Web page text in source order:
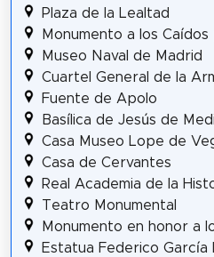
Plaza de la Lealtad
Monumento a los
Museo Naval de Madrid
Cuartel General de la
Fuente de Apolo
Basílica de Jesús de
Casa Museo Lope de
Casa de Cervantes
Real Academia de la
Teatro Monumental
Monumento en honor a
Estatua Federico García